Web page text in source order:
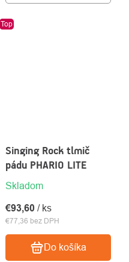
Top
Singing Rock tlmič
pádu PHARIO LITE
Skladom
€77,36 bez DPH
€93,60 / ks
Do košíka